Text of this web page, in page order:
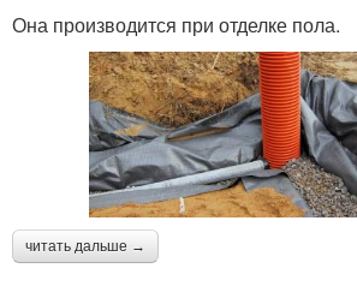
Она производится при отделке пола.
читать дальше →